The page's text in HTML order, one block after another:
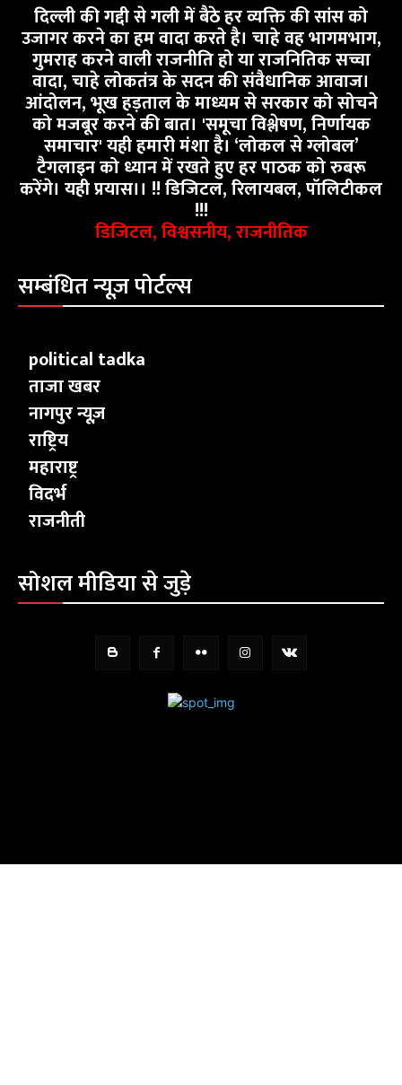
दिल्ली की गद्दी से गली में बैठे हर व्यक्ति की सांस को
उजागर करने का हम वादा करते है। चाहे वह भागमभाग,
गुमराह करने वाली राजनीति हो या राजनितिक सच्चा
वादा, चाहे लोकतंत्र के सदन की संवैधानिक आवाज।
आंदोलन, भूख हड़ताल के माध्यम से सरकार को सोचने
को मजबूर करने की बात। 'समूचा विश्लेषण, निर्णायक
समाचार' यही हमारी मंशा है। ‘लोकल से ग्लोबल’
टैगलाइन को ध्यान में रखते हुए हर पाठक को रुबरू
करेंगे। यही प्रयास।। !! डिजिटल, रिलायबल, पॉलिटीकल
!!!
डिजिटल, विश्वसनीय, राजनीतिक
सम्बंधित न्यूज़ पोर्टल्स
political tadka
ताजा खबर
नागपुर न्यूज़
राष्ट्रिय
महाराष्ट्र
विदर्भ
राजनीती
सोशल मीडिया से जुड़े